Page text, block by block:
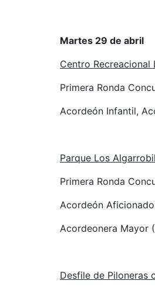
Martes 29 de abril
Centro Recreacional
Primera Ronda
Acordeón Infantil,
Parque Los
Primera Ronda
Acordeón
Acordeonera Mayor
Desfile de Piloneras